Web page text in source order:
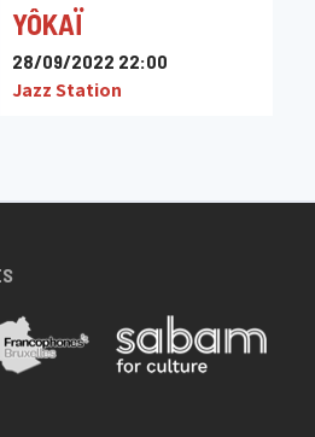
YÔKAÏ
28/09/2022 22:00
Jazz Station